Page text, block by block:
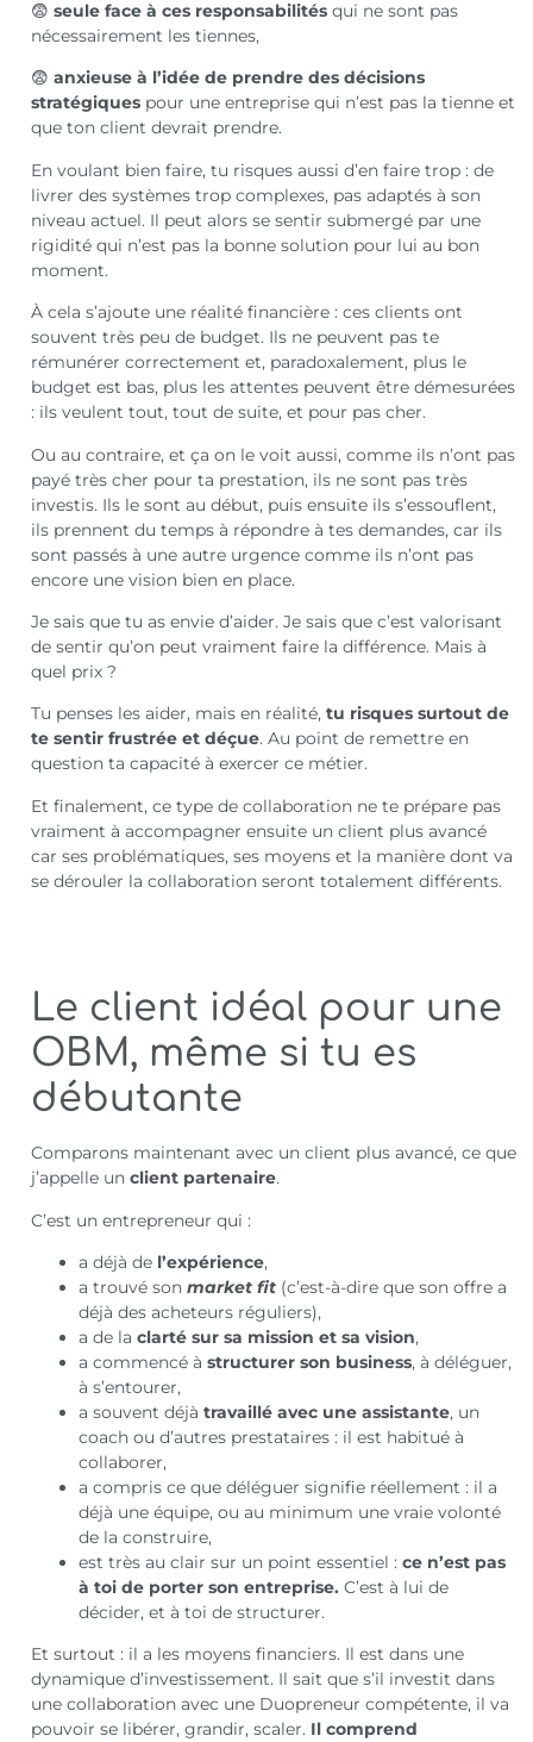
😨seule face à ces responsabilitésqui ne sont pas
nécessairement les tiennes,
😨anxieuse à l’idée de prendre des décisions
stratégiques pour une entreprise qui n’est pas la tienne et
que ton client devrait prendre.
En voulant bien faire, tu risques aussi d’en faire trop : de
livrer des systèmes trop complexes, pas adaptés à son
niveau actuel. Il peut alors se sentir submergé par une
rigidité qui n’est pas la bonne solution pour lui au bon
moment.
À cela s’ajoute une réalité financière : ces clients ont
souvent très peu de budget. Ils ne peuvent pas te
rémunérer correctement et, paradoxalement, plus le
budget est bas, plus les attentes peuvent être démesurées
: ils veulent tout, tout de suite, et pour pas cher.
Ou au contraire, et ça on le voit aussi, comme ils n’ont pas
payé très cher pour ta prestation, ils ne sont pas très
investis. Ils le sont au début, puis ensuite ils s’essouflent,
ils prennent du temps à répondre à tes demandes, car ils
sont passés à une autre urgence comme ils n’ont pas
encore une vision bien en place.
Je sais que tu as envie d’aider. Je sais que c’est valorisant
de sentir qu’on peut vraiment faire la différence. Mais à
quel prix ?
Tu penses les aider, mais en réalité,tu risques surtout de
te sentir frustrée et déçue. Au point de remettre en
question ta capacité à exercer ce métier.
Et finalement, ce type de collaboration ne te prépare pas
vraiment à accompagner ensuite un client plus avancé
car ses problématiques, ses moyens et la manière dont va
se dérouler la collaboration seront totalement différents.
Le client idéal pour une
OBM, même si tu es
débutante
Comparons maintenant avec un client plus avancé, ce que
j’appelle unclient partenaire.
C’est un entrepreneur qui :
a déjà de l’expérience,
a trouvé sonmarket fit (c’est-à-dire que son offre a
déjà des acheteurs réguliers),
a de laclarté sur sa mission et sa vision,
a commencé àstructurer son business, à déléguer,
à s’entourer,
a souvent déjàtravaillé avec une assistante, un
coach ou d’autres prestataires : il est habitué à
collaborer,
a compris ce que déléguer signifie réellement : il a
déjà une équipe, ou au minimum une vraie volonté
de la construire,
est très au clair sur un point essentiel :ce n’est pas
à toi de porter son entreprise. C’est à lui de
décider, et à toi de structurer.
Et surtout : il a les moyens financiers. Il est dans une
dynamique d’investissement. Il sait que s’il investit dans
une collaboration avec une Duopreneur compétente, il va
pouvoir se libérer, grandir, scaler. Il comprend